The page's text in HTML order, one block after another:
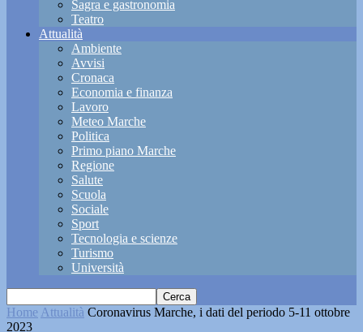
Sagra e gastronomia
Teatro
Attualità
Ambiente
Avvisi
Cronaca
Economia e finanza
Lavoro
Meteo Marche
Politica
Primo piano Marche
Regione
Salute
Scuola
Sociale
Sport
Tecnologia e scienze
Turismo
Università
Home Attualità Coronavirus Marche, i dati del periodo 5-11 ottobre
2023